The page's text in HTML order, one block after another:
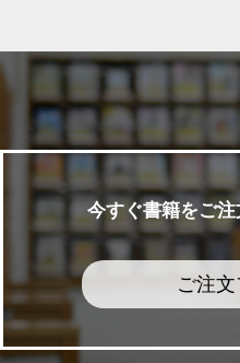
今すぐ書籍をご
ご注